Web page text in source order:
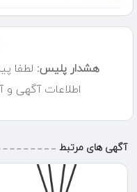
هشدار پلیس: لطفا
اطلاعات آگهی
آگهی های مرتبط